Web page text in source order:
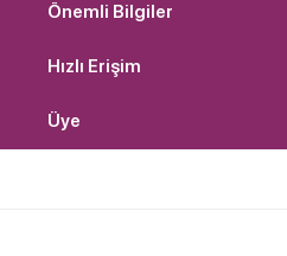
Önemli Bilgiler
Hızlı Erişim
Üye